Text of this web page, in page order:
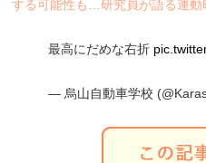
する可能性も…研究員が語る運動
最高にだめな右折
— 烏山自動車学校